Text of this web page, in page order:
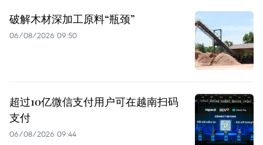
破解木材深加工原料“瓶颈”
06/08/2026 09:50
超过10亿微信支付用户可在越南扫码
支付
06/08/2026 09:44